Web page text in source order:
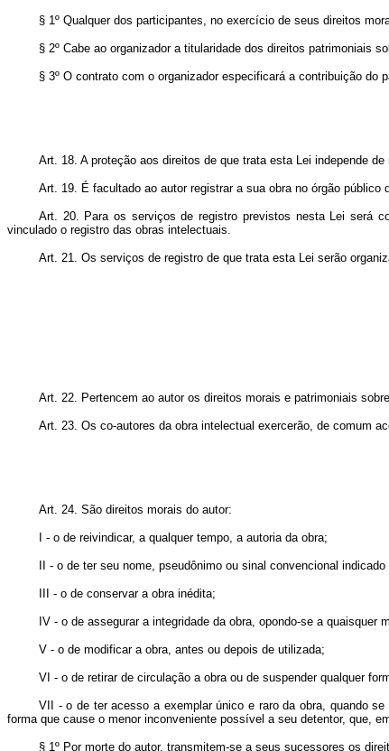
§ 1º Qualquer dos participantes, no exercício de seus direitos
§ 2º Cabe ao organizador a titularidade dos direitos patrimoniais
§ 3º O contrato com o organizador especificará a contribuição
Art. 18. A proteção aos direitos de que trata esta Lei independe de
Art. 19. É facultado ao autor registrar a sua obra no órgão público
Art. 20. Para os serviços de registro previstos nesta Lei será
vinculado o registro das obras intelectuais.
Art. 21. Os serviços de registro de que trata esta Lei serão
Art. 22. Pertencem ao autor os direitos morais e patrimoniais
Art. 23. Os co-autores da obra intelectual exercerão, de comum
Art. 24. São direitos morais do autor:
I - o de reivindicar, a qualquer tempo, a autoria da obra;
II - o de ter seu nome, pseudônimo ou sinal convencional
III - o de conservar a obra inédita;
IV - o de assegurar a integridade da obra, opondo-se a
V - o de modificar a obra, antes ou depois de utilizada;
VI - o de retirar de circulação a obra ou de suspender qualquer
VII - o de ter acesso a exemplar único e raro da obra, quando
forma que cause o menor inconveniente possível a seu detentor, que,
§ 1º Por morte do autor, transmitem-se a seus sucessores os